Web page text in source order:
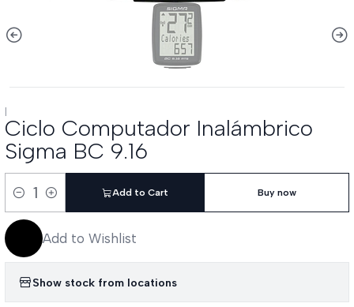
|
Ciclo Computador Inalámbrico
Sigma BC 9.16
Quantity
Add to Cart Buy now
Add to Wishlist
Show stock from locations